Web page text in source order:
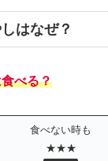
はなぜ？
べる？
食べない時も
★★★